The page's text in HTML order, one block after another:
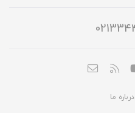
درباره ما